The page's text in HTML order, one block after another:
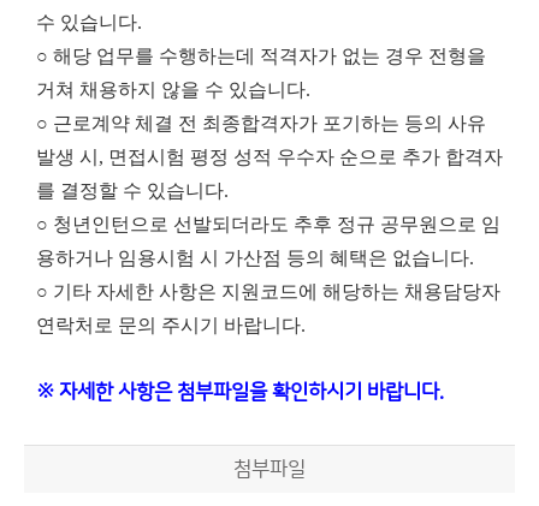
수 있습니다.
○ 해당 업무를 수행하는데 적격자가 없는 경우 전형을
거쳐 채용하지 않을 수 있습니다.
○ 근로계약 체결 전 최종합격자가 포기하는 등의 사유
발생 시, 면접시험 평정 성적 우수자 순으로 추가 합격자
를 결정할 수 있습니다.
○ 청년인턴으로 선발되더라도 추후 정규 공무원으로 임
용하거나 임용시험 시 가산점 등의 혜택은 없습니다.
○ 기타 자세한 사항은 지원코드에 해당하는 채용담당자
연락처로 문의 주시기 바랍니다.
※ 자세한 사항은 첨부파일을 확인하시기 바랍니다.
첨부파일